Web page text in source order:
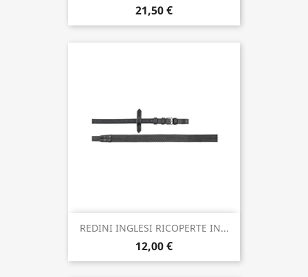
21,50 €
REDINI INGLESI RICOPERTE IN...
12,00 €